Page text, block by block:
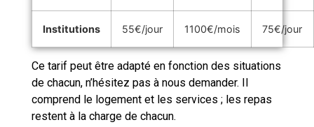
Institutions 55€/jour 1100€/mois 75€/jour
Ce tarif peut être adapté en fonction des situations
de chacun, n’hésitez pas à nous demander. Il
comprend le logement et les services ; les repas
restent à la charge de chacun.